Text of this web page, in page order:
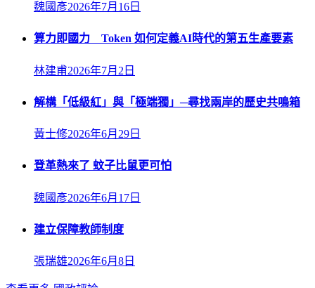
魏國彥2026年7月16日
算力即國力 Token 如何定義AI時代的第五生產要素
林建甫2026年7月2日
解構「低級紅」與「極端獨」─尋找兩岸的歷史共鳴箱
黃士修2026年6月29日
登革熱來了 蚊子比鼠更可怕
魏國彥2026年6月17日
建立保障教師制度
張瑞雄2026年6月8日